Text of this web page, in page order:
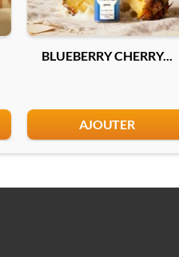
BLUEBERRY CHERRY...
AJOUTER